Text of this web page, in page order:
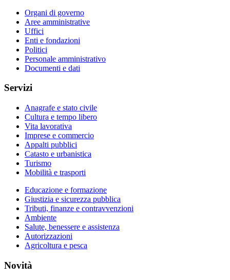
Organi di governo
Aree amministrative
Uffici
Enti e fondazioni
Politici
Personale amministrativo
Documenti e dati
Servizi
Anagrafe e stato civile
Cultura e tempo libero
Vita lavorativa
Imprese e commercio
Appalti pubblici
Catasto e urbanistica
Turismo
Mobilità e trasporti
Educazione e formazione
Giustizia e sicurezza pubblica
Tributi, finanze e contravvenzioni
Ambiente
Salute, benessere e assistenza
Autorizzazioni
Agricoltura e pesca
Novità